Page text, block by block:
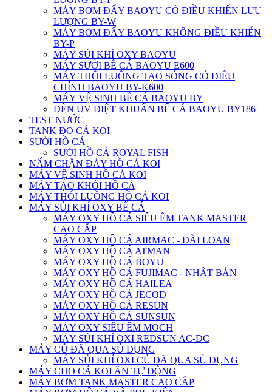
MÁY BƠM ĐẨY BAOYU CÓ ĐIỀU KHIỂN LƯU
LƯỢNG BY-W
MÁY BƠM ĐẨY BAOYU KHÔNG ĐIỀU KHIỂN
BY-P
MÁY SỦI KHÍ OXY BAOYU
MÁY SƯỞI BỂ CÁ BAOYU E600
MÁY THỔI LUỒNG TẠO SÓNG CÓ ĐIỀU
CHỈNH BAOYU BY-K600
MÁY VỆ SINH BỂ CÁ BAOYU BY
ĐÈN UV DIỆT KHUẨN BỂ CÁ BAOYU BY186
TEST NƯỚC
TANK ĐO CÁ KOI
SƯỞI HỒ CÁ
SƯỞI HỒ CÁ ROYAL FISH
NẤM CHẶN ĐÁY HỒ CÁ KOI
MÁY VỆ SINH HỒ CÁ KOI
MÁY TẠO KHÓI HỒ CÁ
MÁY THỔI LUỒNG HỒ CÁ KOI
MÁY SỦI KHÍ OXY BỂ CÁ
MÁY OXY HỒ CÁ SIÊU ÊM TANK MASTER
CAO CẤP
MÁY OXY HỒ CÁ AIRMAC - ĐÀI LOAN
MÁY OXY HỒ CÁ ATMAN
MÁY OXY HỒ CÁ BOYU
MÁY OXY HỒ CÁ FUJIMAC - NHẬT BẢN
MÁY OXY HỒ CÁ HAILEA
MÁY OXY HỒ CÁ JECOD
MÁY OXY HỒ CÁ RESUN
MÁY OXY HỒ CÁ SUNSUN
MÁY OXY SIÊU ÊM MOCH
MÁY SỦI KHÍ OXI REDSUN AC-DC
MÁY CỦ ĐÃ QUA SỦ DỤNG
MÁY SỦI KHÍ OXI CỦ ĐÃ QUA SỦ DỤNG
MÁY CHO CÁ KOI ĂN TỰ ĐỘNG
MÁY BƠM TANK MASTER CAO CẤP